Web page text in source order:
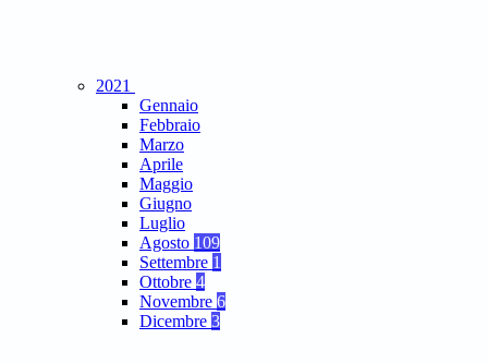
2021
Gennaio
Febbraio
Marzo
Aprile
Maggio
Giugno
Luglio
Agosto 109
Settembre 1
Ottobre 4
Novembre 6
Dicembre 3